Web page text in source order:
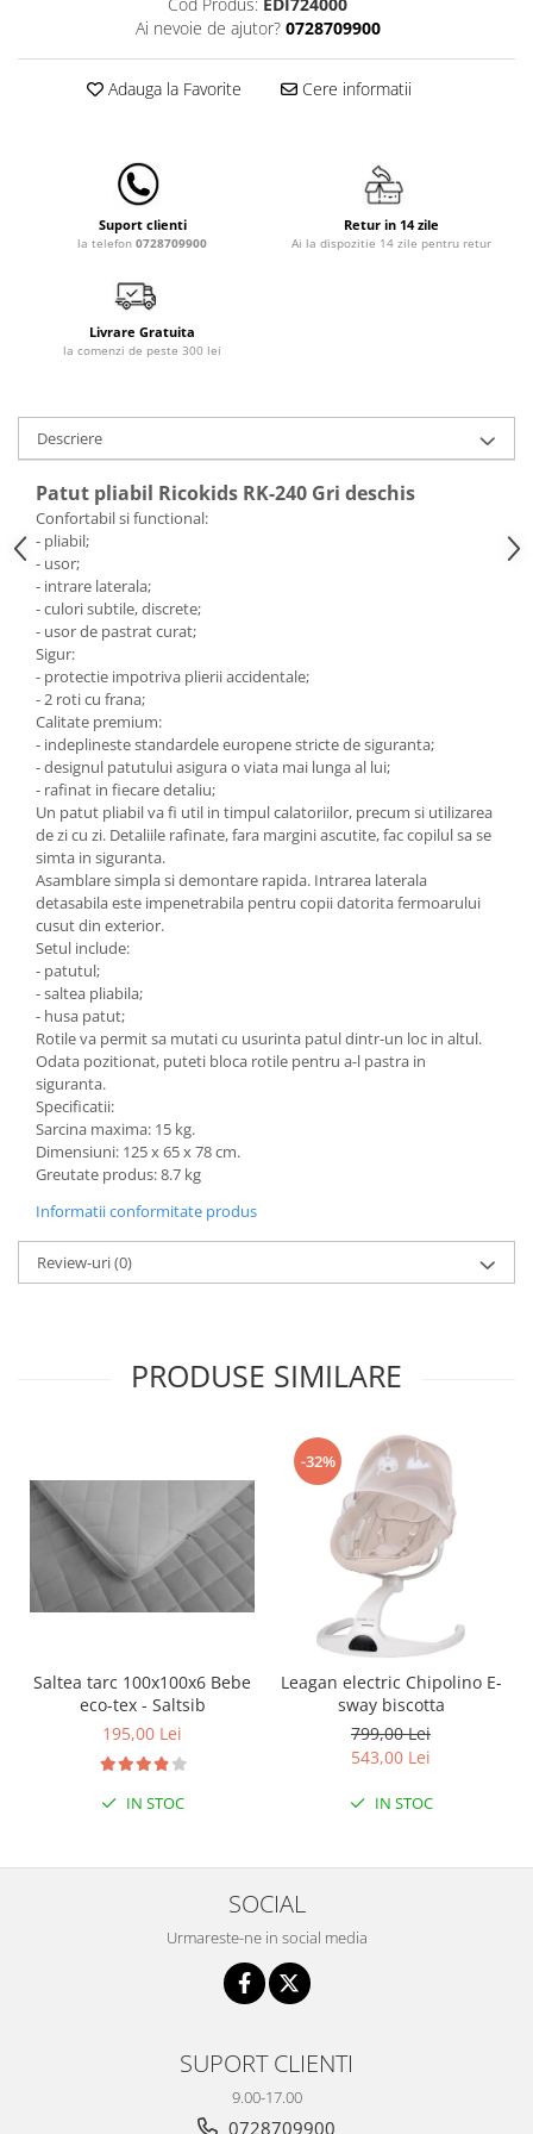
Lampi de veghe
Mobilier Birou
Saltele de infasat
Ai nevoie de ajutor? 0728709900
Adauga la Favorite Cere informatii
Suport clienti
la telefon 0728709900
Retur in 14 zile
Ai la dispozitie 14 zile pentru retur
Livrare Gratuita
la comenzi de peste 300 lei
Descriere
Patut pliabil Ricokids RK-240 Gri deschis
Confortabil si functional:
- pliabil;
- usor;
- intrare laterala;
- culori subtile, discrete;
- usor de pastrat curat;
Sigur:
- protectie impotriva plierii accidentale;
- 2 roti cu frana;
Calitate premium:
- indeplineste standardele europene stricte de siguranta;
- designul patutului asigura o viata mai lunga al lui;
- rafinat in fiecare detaliu;
Un patut pliabil va fi util in timpul calatoriilor, precum si utilizarea
de zi cu zi. Detaliile rafinate, fara margini ascutite, fac copilul sa se
simta in siguranta.
Asamblare simpla si demontare rapida. Intrarea laterala
detasabila este impenetrabila pentru copii datorita fermoarului
cusut din exterior.
Setul include:
- patutul;
- saltea pliabila;
- husa patut;
Rotile va permit sa mutati cu usurinta patul dintr-un loc in altul.
Odata pozitionat, puteti bloca rotile pentru a-l pastra in
siguranta.
Specificatii:
Sarcina maxima: 15 kg.
Dimensiuni: 125 x 65 x 78 cm.
Greutate produs: 8.7 kg
Informatii conformitate produs
Review-uri(0)
PRODUSE SIMILARE
Saltea tarc 100x100x6 Bebe
eco-tex - Saltsib
195,00 Lei
IN STOC
-32%
Leagan electric Chipolino E-
sway biscotta
799,00 Lei
543,00 Lei
IN STOC
SOCIAL
Urmareste-ne in social media
SUPORT CLIENTI
9.00-17.00
0728709900